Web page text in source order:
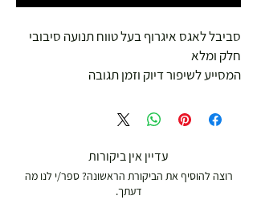
סביבל לאגס איגרוף בעל טווח תנועה סיבובי
חלק ומלא
המסייע לשיפור דיוק וזמן תגובה
עדיין אין ביקורות
רוצה להוסיף את הביקורת הראשונה? ספר/י לנו מה
דעתך.